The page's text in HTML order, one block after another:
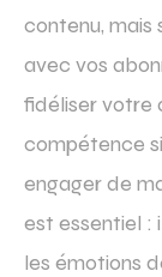
contenu,
avec vos
fidéliser votre
compétence
engager de
est essentiel :
les émotions